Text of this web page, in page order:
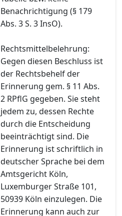
Benachrichtigung (§ 179
Abs. 3 S. 3 InsO).
Rechtsmittelbelehrung:
Gegen diesen Beschluss ist
der Rechtsbehelf der
Erinnerung gem. § 11 Abs.
2 RPflG gegeben. Sie steht
jedem zu, dessen Rechte
durch die Entscheidung
beeinträchtigt sind. Die
Erinnerung ist schriftlich in
deutscher Sprache bei dem
Amtsgericht Köln,
Luxemburger Straße 101,
50939 Köln einzulegen. Die
Erinnerung kann auch zur